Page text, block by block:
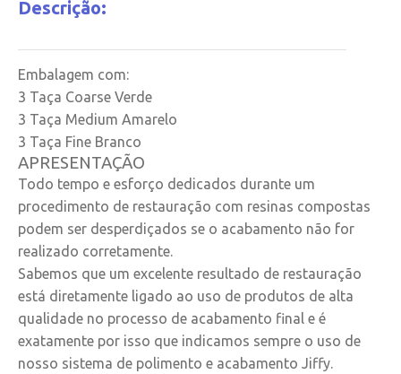
Ponta para Acabamento Jiffy Polisher Taça -
Ultradent - Verde
R$118,90
COMPRAR
Descrição:
Embalagem com:
3 Taça Coarse Verde
3 Taça Medium Amarelo
3 Taça Fine Branco
APRESENTAÇÃO
Todo tempo e esforço dedicados durante um
procedimento de restauração com resinas compostas
podem ser desperdiçados se o acabamento não for
realizado corretamente.
Sabemos que um excelente resultado de restauração
está diretamente ligado ao uso de produtos de alta
qualidade no processo de acabamento final e é
exatamente por isso que indicamos sempre o uso de
nosso sistema de polimento e acabamento Jiffy.